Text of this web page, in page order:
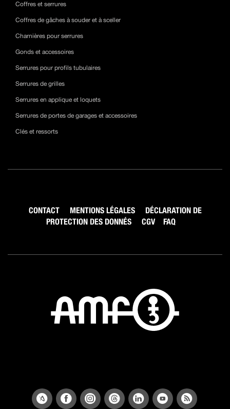
Coffres et serrures
Coffres de gâches à souder et à sceller
Charnières pour serrures
Gonds et accessoires
Serrures pour profils tubulaires
Serrures de grilles
Serrures en applique et loquets
Serrures de portes de garages et accessoires
Clés et ressorts
CONTACT MENTIONS LÉGALES
DÉCLARATION DE
PROTECTION DES DONNÉS
CGV FAQ